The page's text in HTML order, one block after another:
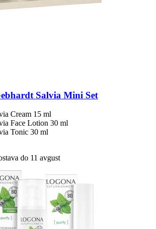
Salvia Mini Set
Cream 15 ml
Face Lotion 30 ml
Tonic 30 ml
do 11 avgust